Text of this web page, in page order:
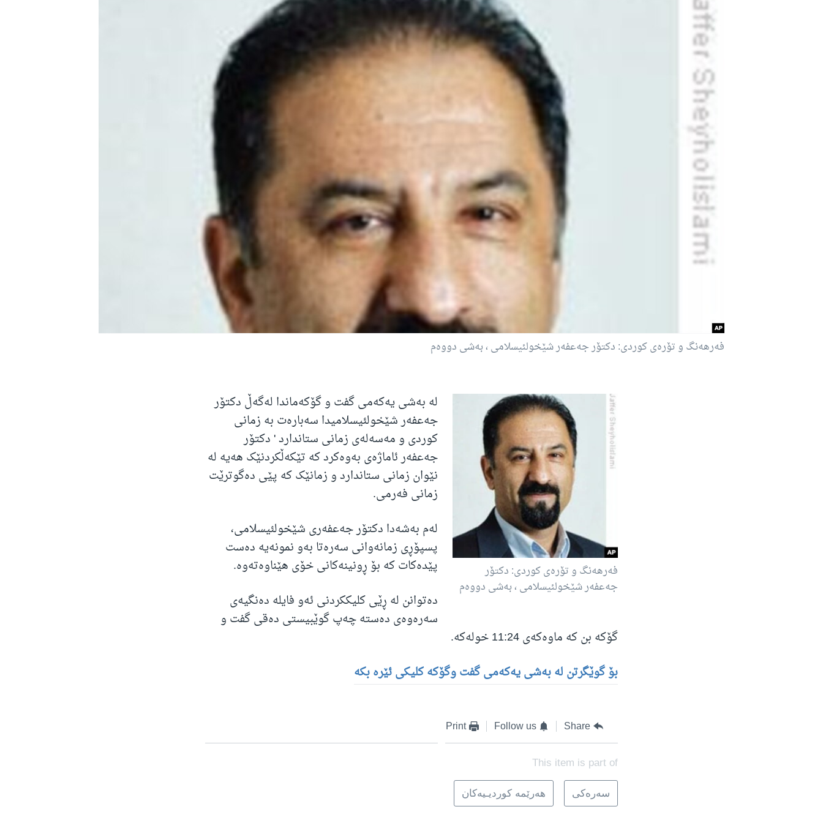
فه‌رهه‌نگ و تۆره‌ی کوردی: دکتۆر جه‌عفه‌ر شێخولئیسلامی ، به‌شی دووه‌م
فه‌رهه‌نگ و تۆره‌ی کوردی: دکتۆر
جه‌عفه‌ر شێخولئیسلامی ، به‌شی دووه‌م
له‌ به‌شی یه‌که‌می گفت و گۆکه‌ماندا له‌گه‌ڵ دکتۆر
جه‌عفه‌ر شێخولئیسلامیدا سه‌باره‌ت به‌ زمانی
کوردی و مه‌سه‌له‌ی زمانی ستاندارد ' دکتۆر
جه‌عفه‌ر ئاماژه‌ی به‌وه‌کرد که‌ تێکه‌ڵکردنێک هه‌یه‌ له‌
نێوان زمانی ستاندارد و زمانێک که‌ پێی ده‌گوترێت
زمانی فه‌رمی.
له‌م به‌شه‌دا دکتۆر جه‌عفه‌ری شێخولئیسلامی،
پسپۆڕی زمانه‌وانی سه‌ره‌تا به‌و نمونه‌یه‌ ده‌ست
پێده‌کات که‌ بۆ ڕونینه‌کانی خۆی هێناوه‌ته‌وه‌.
ده‌توانن له‌ ڕێی کلیککردنی ئه‌و فایله‌ ده‌نگیه‌‌ی
سه‌ره‌وه‌ی ده‌سته‌ چه‌پ گوێبیستی ده‌قی گفت و
گۆکه‌ بن که‌ ماوه‌که‌ی 11:24 خوله‌که‌.
بۆ گوێگرتن له‌ به‌شی یه‌که‌می گفت وگۆکه کلیکی ئێره‌ بکه‌
Share
Follow us
Print
This item is part of
سه‌ره‌کی هه‌رێمه‌ کوردیـیه‌کان